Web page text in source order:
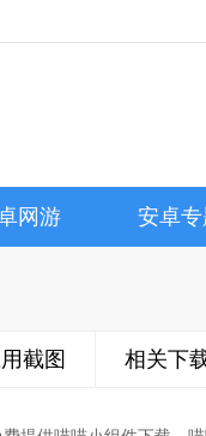
网游 安卓专
截图 相关下